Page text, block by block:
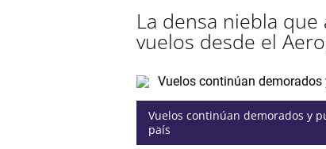
La densa niebla
vuelos desde el
Vuelos continúan demorados y
país